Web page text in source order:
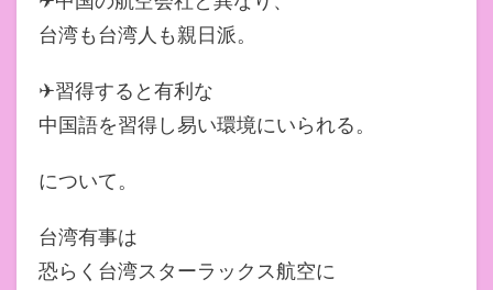
台湾も台湾人も親日派。
✈習得すると有利な
中国語を習得し易い環境にいられる。
について。
台湾有事は
恐らく台湾スターラックス航空に